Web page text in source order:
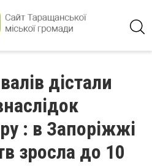
дістали
: в Запоріжжі
зросла до 10